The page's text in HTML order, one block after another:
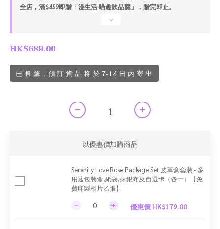
全店，滿$499即贈「漫生活·喵趣飲品羹」，贈完即止。
HK$689.00
已 售 罄，預 訂 貨 品 將 於 7-14 日 內 寄 出
以優惠價加購商品
Serenity Love Rose Package Set 皮革盒套裝 - 多
用途包裝盒,紙袋,抹銀布及自選卡（各一）【免
費印製相片乙張】
優惠價 HK$179.00